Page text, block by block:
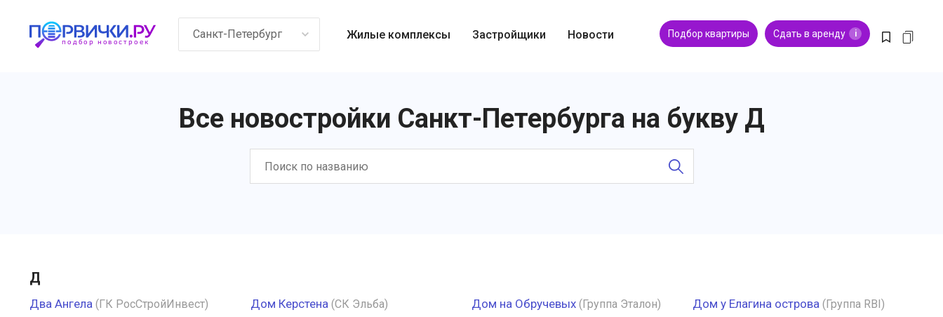
Санкт-Петербург Жилые комплексы Застройщики Новости Подбор квартиры Сдать в аренду i
Все новостройки Санкт-Петербурга на букву Д
Д
Два Ангела (ГК РосСтройИнвест) Дом Керстена (СК Эльба) Дом на Обручевых (Группа Эталон) Дом у Елагина острова (Группа RBI)